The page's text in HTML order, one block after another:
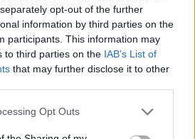
opt-out of the further
information by third parties on the
participants. This information may
to third parties on the IAB’s List of
that may further disclose it to other
app uses one or more Google
Opt Outs